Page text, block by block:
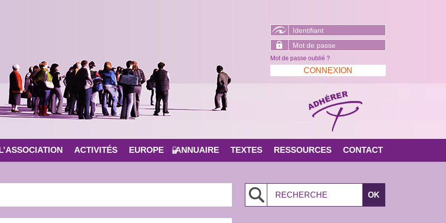
ACTIVITÉS EUROPE ANNUAIRE TEXTES RESSOURCES CONTACT
Mot de passe oublié ?